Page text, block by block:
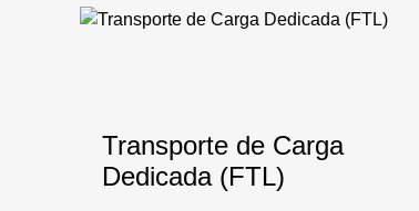
Transporte de Carga
Dedicada (FTL)